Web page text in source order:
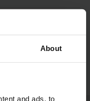
About
and ads, to